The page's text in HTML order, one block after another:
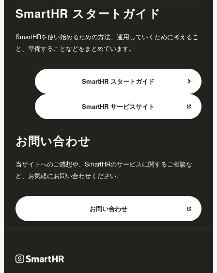
SmartHR スタートガイド
SmartHRを使い始めるための方法、運用していくために考えるこ
と、準備することなどをまとめています。
SmartHR スタートガイド
SmartHR サービスサイト
お問い合わせ
当サイトへのご感想や、SmartHRのサービスに関するご相談な
ど、お気軽にお問い合わせください。
お問い合わせ